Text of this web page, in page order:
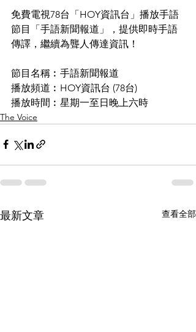
免費電視78台「HOY資訊台」播放手語
節目「手語新聞報道」，提供即時手語
傳譯，繼續為聾人傳達資訊！
節目名稱︰手語新聞報道
播放頻道︰HOY資訊台 (78台)
播放時間︰星期一至日晚上六時
The Voice
最新文章 查看全部